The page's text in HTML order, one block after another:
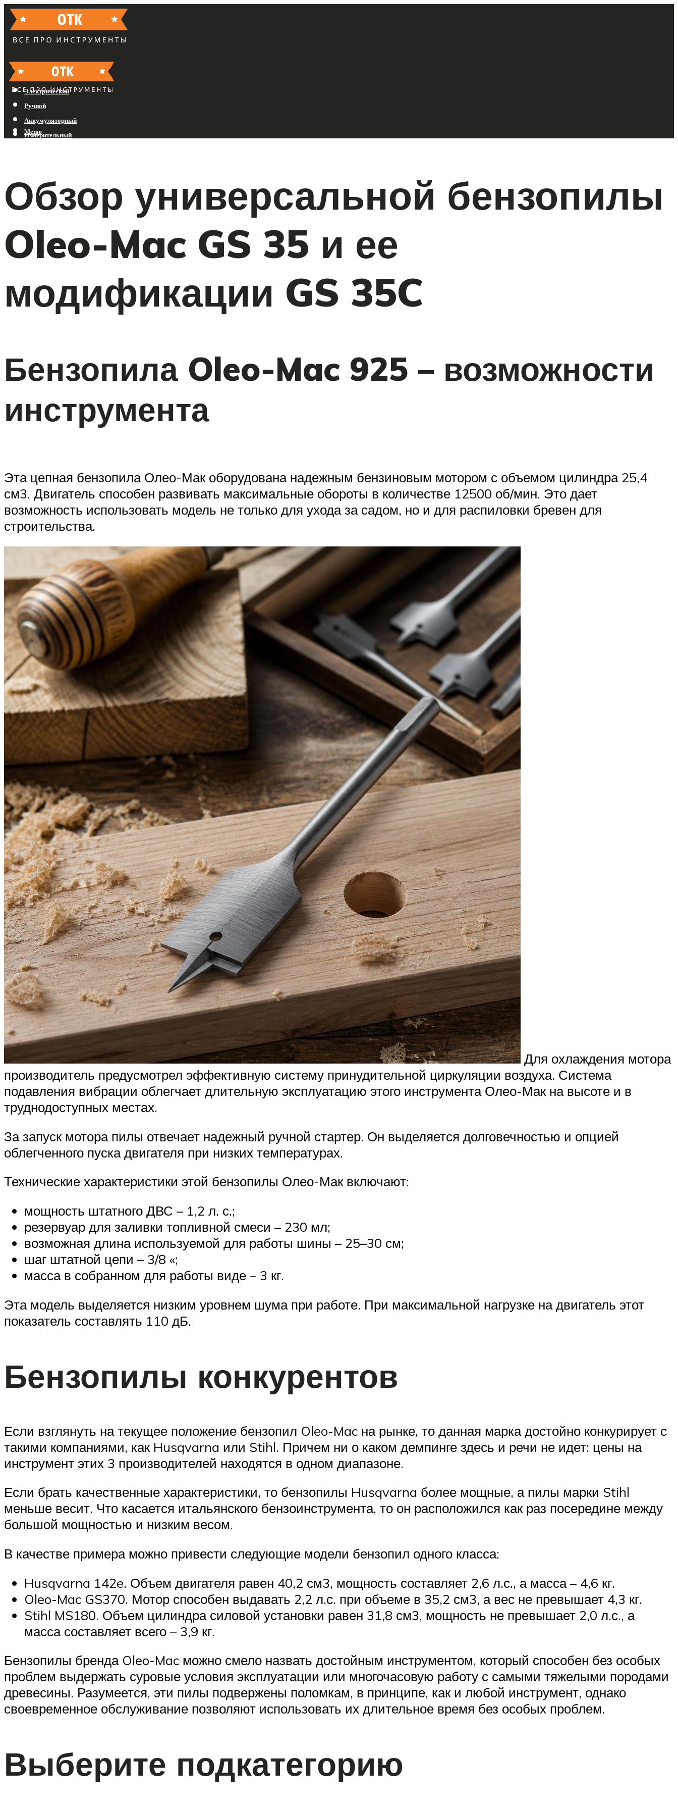
Бензиновый
Электрический
Ручной
Аккумуляторный
Измерительный
Меню
Обзор универсальной бензопилы
Oleo-Mac GS 35 и ее
модификации GS 35C
Бензопила Oleo-Mac 925 – возможности
инструмента
Эта цепная бензопила Олео-Мак оборудована надежным бензиновым мотором с объемом цилиндра 25,4
см3. Двигатель способен развивать максимальные обороты в количестве 12500 об/мин. Это дает
возможность использовать модель не только для ухода за садом, но и для распиловки бревен для
строительства.
Для охлаждения мотора
производитель предусмотрел эффективную систему принудительной циркуляции воздуха. Система
подавления вибрации облегчает длительную эксплуатацию этого инструмента Олео-Мак на высоте и в
труднодоступных местах.
За запуск мотора пилы отвечает надежный ручной стартер. Он выделяется долговечностью и опцией
облегченного пуска двигателя при низких температурах.
Технические характеристики этой бензопилы Олео-Мак включают:
мощность штатного ДВС – 1,2 л. с.;
резервуар для заливки топливной смеси – 230 мл;
возможная длина используемой для работы шины – 25–30 см;
шаг штатной цепи – 3/8 «;
масса в собранном для работы виде – 3 кг.
Эта модель выделяется низким уровнем шума при работе. При максимальной нагрузке на двигатель этот
показатель составлять 110 дБ.
Бензопилы конкурентов
Если взглянуть на текущее положение бензопил Oleo-Mac на рынке, то данная марка достойно конкурирует с
такими компаниями, как Husqvarna или Stihl. Причем ни о каком демпинге здесь и речи не идет: цены на
инструмент этих 3 производителей находятся в одном диапазоне.
Если брать качественные характеристики, то бензопилы Husqvarna более мощные, а пилы марки Stihl
меньше весит. Что касается итальянского бензоинструмента, то он расположился как раз посередине между
большой мощностью и низким весом.
В качестве примера можно привести следующие модели бензопил одного класса:
Husqvarna 142e. Объем двигателя равен 40,2 см3, мощность составляет 2,6 л.с., а масса – 4,6 кг.
Oleo-Mac GS370. Мотор способен выдавать 2,2 л.с. при объеме в 35,2 см3, а вес не превышает 4,3 кг.
Stihl MS180. Объем цилиндра силовой установки равен 31,8 см3, мощность не превышает 2,0 л.с., а
масса составляет всего – 3,9 кг.
Бензопилы бренда Oleo-Mac можно смело назвать достойным инструментом, который способен без особых
проблем выдержать суровые условия эксплуатации или многочасовую работу с самыми тяжелыми породами
древесины. Разумеется, эти пилы подвержены поломкам, в принципе, как и любой инструмент, однако
своевременное обслуживание позволяют использовать их длительное время без особых проблем.
Выберите подкатегорию